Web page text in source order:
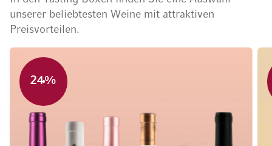
unserer beliebtesten Weine mit attraktiven
Preisvorteilen.
24%